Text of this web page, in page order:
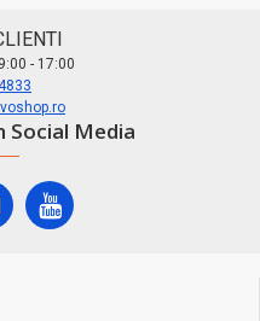
- 17:00
Social Media